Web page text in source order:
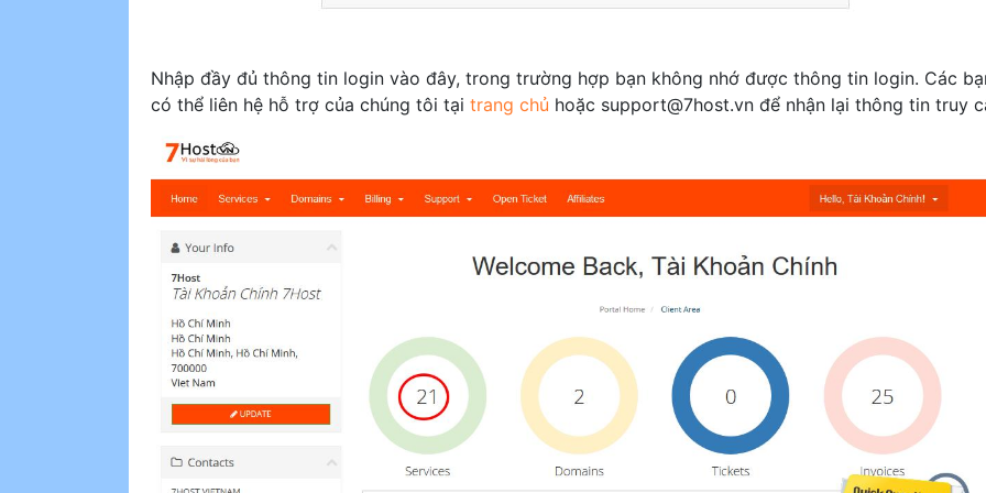
Nhập đầy đủ thông tin login vào đây, trong trường hợp bạn không nhớ được thông tin login. Các
có thể liên hệ hỗ trợ của chúng tôi tại trang chủ hoặc support@7host.vn để nhận lại thông tin truy